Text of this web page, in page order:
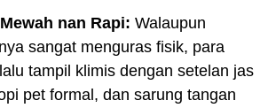
nan Rapi: Walaupun
sangat menguras fisik, para
tampil klimis dengan setelan jas
pet formal, dan sarung tangan